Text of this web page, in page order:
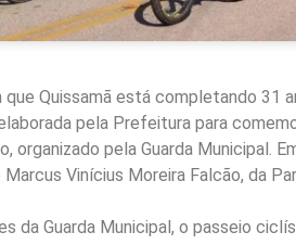
Quissamã está completando 31
pela Prefeitura para
organizado pela Guarda Municipal.
Vinícius Moreira Falcão, da
da Guarda Municipal, o passeio